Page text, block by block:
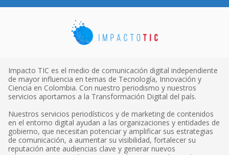
Impacto TIC es el medio de comunicación digital independiente
de mayor influencia en temas de Tecnología, Innovación y
Ciencia en Colombia. Con nuestro periodismo y nuestros
servicios aportamos a la Transformación Digital del país.
Nuestros servicios periodísticos y de marketing de contenidos
en el entorno digital ayudan a las organizaciones y entidades de
gobierno, que necesitan potenciar y amplificar sus estrategias
de comunicación, a aumentar su visibilidad, fortalecer su
reputación ante audiencias clave y generar nuevos